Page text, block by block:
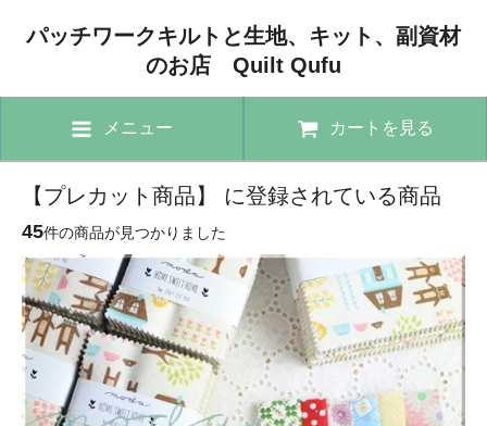
パッチワークキルトと生地、キット、副資材
のお店 Quilt Qufu
メニュー カートを見る
【プレカット商品】 に登録されている商品
45件の商品が見つかりました